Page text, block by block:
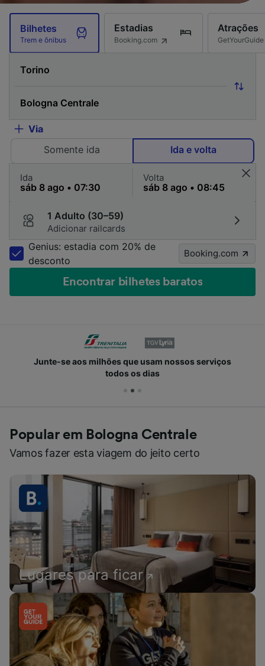
Bilhetes
Trem e ônibus
Estadias
Booking.com
Atrações
GetYourGuide
Via
Somente ida
Ida e volta
Ida Volta
1 Adulto (30–59)
Adicionar railcards
Genius: estadia com 20% de
desconto
Booking.com
Encontrar bilhetes baratos
Junte-se aos milhões que usam nossos serviços
todos os dias
Popular em Bologna Centrale
Vamos fazer esta viagem do jeito certo
Lugares para ficar